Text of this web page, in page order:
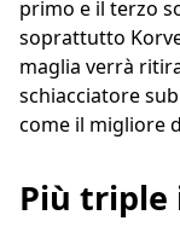
primo e il terzo
soprattutto
maglia verrà
schiacciatore
come il migliore
Più triple